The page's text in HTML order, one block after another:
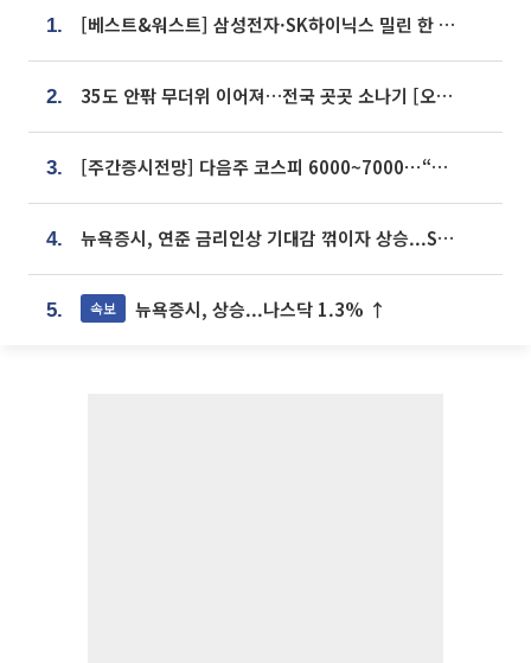
1. [베스트&워스트] 삼성전자·SK하이닉스 밀린 한 주…상상인증권은 85% 급등
2. 35도 안팎 무더위 이어져…전국 곳곳 소나기 [오늘 날씨]
3. [주간증시전망] 다음주 코스피 6000~7000⋯“外人 수급은 정책이 변수”
4. 뉴욕증시, 연준 금리인상 기대감 꺾이자 상승...S&P500 사상 최고치 [종합]
5. 속보 뉴욕증시, 상승...나스닥 1.3% ↑